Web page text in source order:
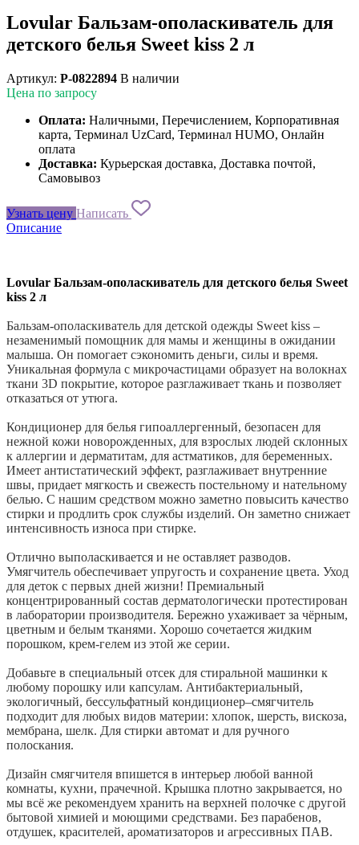
Lovular Бальзам-ополаскиватель для
детского белья Sweet kiss 2 л
Артикул: P-0822894 В наличии
Цена по запросу
Оплата: Наличными, Перечислением, Корпоративная
карта, Терминал UzCard, Терминал HUMO, Онлайн
оплата
Доставка: Курьерская доставка, Доставка почтой,
Самовывоз
Узнать цену Написать
Описание
Lovular Бальзам-ополаскиватель для детского белья Sweet
kiss 2 л
Бальзам-ополаскиватель для детской одежды Sweet kiss –
незаменимый помощник для мамы и женщины в ожидании
малыша. Он помогает сэкономить деньги, силы и время.
Уникальная формула с микрочастицами образует на волокнах
ткани 3D покрытие, которое разглаживает ткань и позволяет
отказаться от утюга.
Кондиционер для белья гипоаллергенный, безопасен для
нежной кожи новорожденных, для взрослых людей склонных
к аллергии и дерматитам, для астматиков, для беременных.
Имеет антистатический эффект, разглаживает внутренние
швы, придает мягкость и свежесть постельному и нательному
белью. С нашим средством можно заметно повысить качество
стирки и продлить срок службы изделий. Он заметно снижает
интенсивность износа при стирке.
Отлично выполаскивается и не оставляет разводов.
Умягчитель обеспечивает упругость и сохранение цвета. Уход
для деток с первых дней жизни! Премиальный
концентрированный состав дерматологически протестирован
в лаборатории производителя. Бережно ухаживает за чёрным,
цветным и белым тканями. Хорошо сочетается жидким
порошком, крем-гелем из этой же серии.
Добавьте в специальный отсек для стиральной машинки к
любому порошку или капсулам. Антибактериальный,
экологичный, бессульфатный кондиционер–смягчитель
подходит для любых видов материи: хлопок, шерсть, вискоза,
мембрана, шелк. Для стирки автомат и для ручного
полоскания.
Дизайн смягчителя впишется в интерьер любой ванной
комнаты, кухни, прачечной. Крышка плотно закрывается, но
мы всё же рекомендуем хранить на верхней полочке с другой
бытовой химией и моющими средствами. Без парабенов,
отдушек, красителей, ароматизаторов и агрессивных ПАВ.